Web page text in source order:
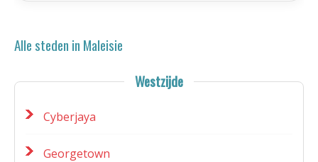
Alle steden in Maleisie
Westzijde
Cyberjaya
Georgetown